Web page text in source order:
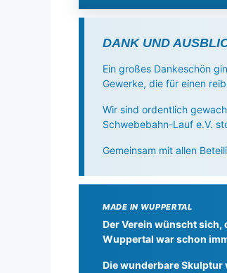
DANK UND
Ein großes Dankeschön
Gewerke, die für einen
Wir sind ordentlich
Schwebebahn-Lauf e.V.
Gemeinsam mit allen
MADE IN WUPPERTAL
Der Verein wünscht sich,
Wuppertal war schon
Die wunderbare Skulptur